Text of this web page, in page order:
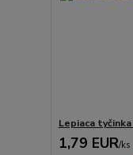
Lepiaca
1,79 EUR/ks